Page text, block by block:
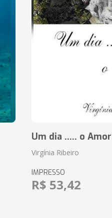
Um dia ..... o Amor
Virgínia Ribeiro
IMPRESSO
R$ 53,42